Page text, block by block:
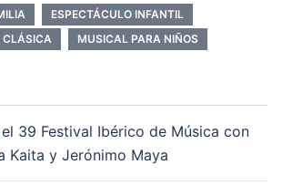
ESPECTÁCULO INFANTIL
CLÁSICA
MUSICAL PARA NIÑOS
39 Festival Ibérico de Música con
Kaita y Jerónimo Maya